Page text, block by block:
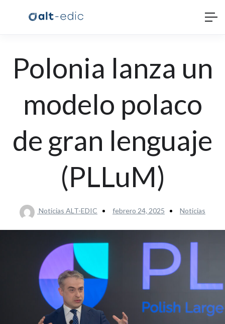
Polonia lanza un
modelo polaco
de gran lenguaje
(PLLuM)
Noticias ALT-EDIC febrero 24, 2025 Noticias